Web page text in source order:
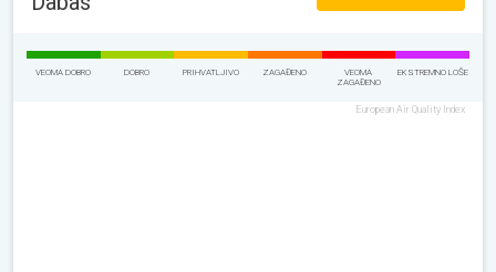
VEOMA DOBRO DOBRO PRIHVATLJIVO ZAGAĐENO
VEOMA
ZAGAĐENO
EKSTREMNO LOŠE
European Air Quality Index